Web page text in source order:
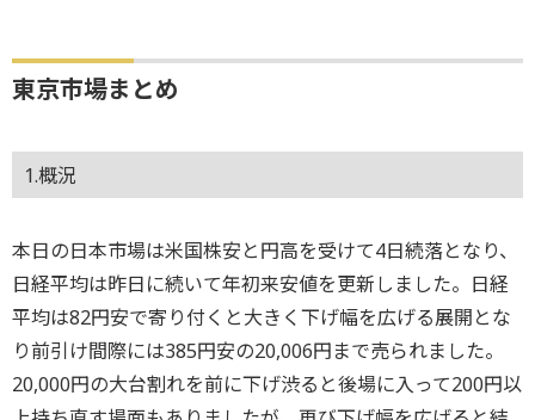
東京市場まとめ
1.概況
本日の日本市場は米国株安と円高を受けて4日続落となり、
日経平均は昨日に続いて年初来安値を更新しました。日経
平均は82円安で寄り付くと大きく下げ幅を広げる展開とな
り前引け間際には385円安の20,006円まで売られました。
20,000円の大台割れを前に下げ渋ると後場に入って200円以